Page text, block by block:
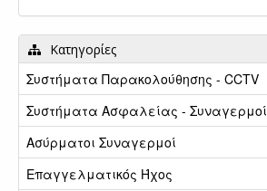
Κατηγορίες
Συστήματα Παρακολούθησης - CCTV
Συστήματα Ασφαλείας - Συναγερμοί
Ασύρματοι Συναγερμοί
Επαγγελματικός Ήχος